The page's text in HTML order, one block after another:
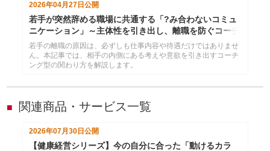
2026年04月27日 公開
若手が突然辞める職場に共通する「?み合わないコミュ
ニケーション」～主体性を引き出し、離職を防ぐコーチ
ング術
若手の離職の原因は、必ずしも仕事内容や待遇だけではありませ
ん。本記事では、相手の内側にある考えや意欲を引き出すコーチ
ング型の関わり方を解説します。
■ 関連商品・サービス一覧
2026年07月30日 公開
【健康経営シリーズ】今の自分に合った「動けるカラ